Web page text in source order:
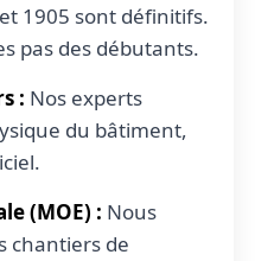
1905 sont définitifs.
pas des débutants.
: Nos experts
du bâtiment,
(MOE) : Nous
chantiers de